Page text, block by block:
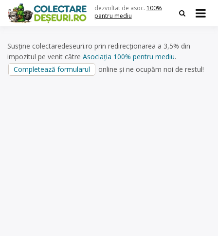
content
dezvoltat de asoc. 100%
pentru mediu
Susține colectaredeseuri.ro prin redirecționarea a 3,5% din
impozitul pe venit către Asociația 100% pentru mediu.
Completează formularul
online și ne ocupăm noi de restul!